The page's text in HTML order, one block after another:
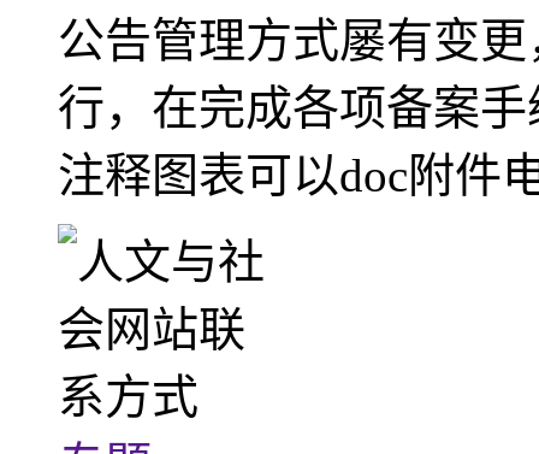
公告管理方式屡有变
行，在完成各项备案
注释图表可以doc附件